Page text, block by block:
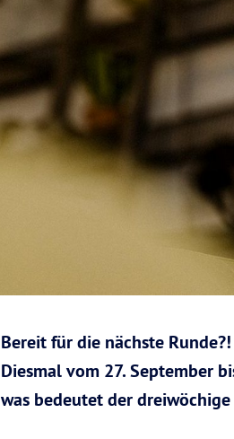
Bereit für die nächste
Diesmal vom 27. September
was bedeutet der